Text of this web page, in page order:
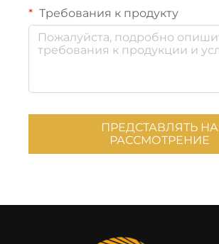
Требования к продукту
ПРЕДСТАВЛЯТЬ НА
РАССМОТРЕНИЕ